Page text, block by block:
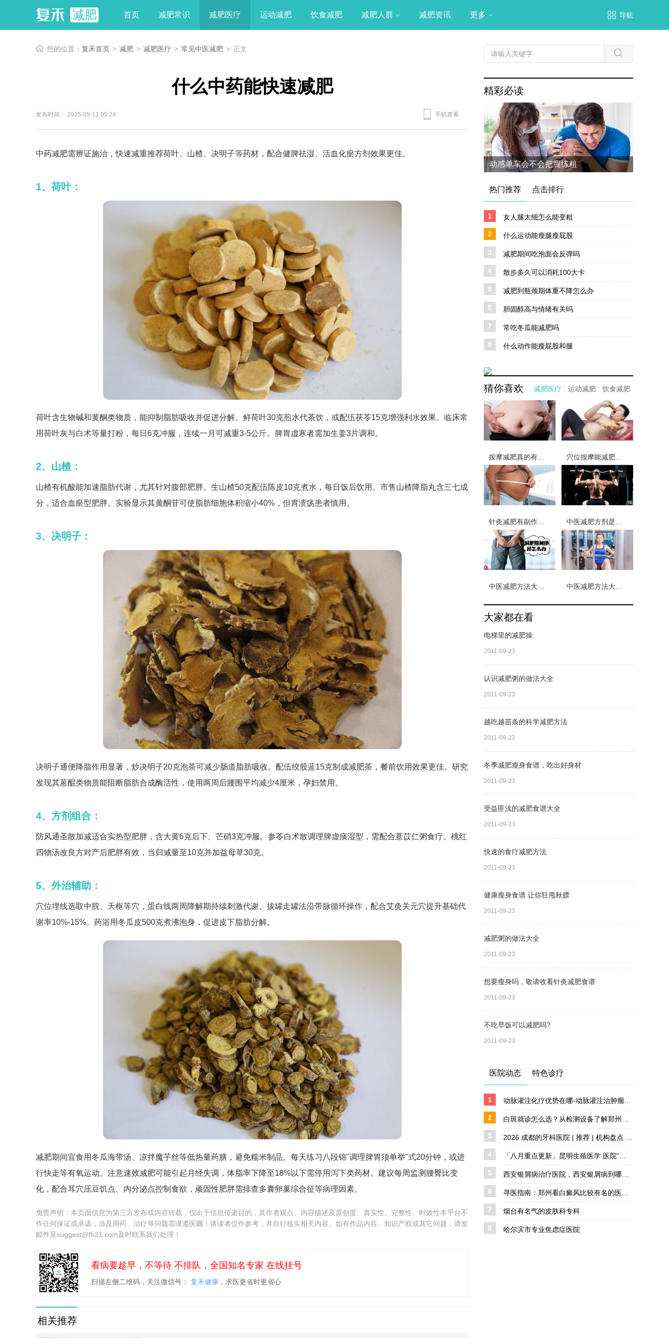
减肥 首页 减肥常识 减肥医疗 运动减肥 饮食减肥 减肥人群 减肥资讯 更多 导航
您的位置： 复禾首页 > 减肥 > 减肥医疗 > 常见中医减肥 > 正文
什么中药能快速减肥
发布时间： 2025-05-11 05:24 手机查看
中药减肥需辨证施治，快速减重推荐荷叶、山楂、决明子等药材，配合健脾祛湿、活血化瘀方剂效果更佳。
1、荷叶：
荷叶含生物碱和黄酮类物质，能抑制脂肪吸收并促进分解。鲜荷叶30克煎水代茶饮，或配伍茯苓15克增强利水效果。临床常
用荷叶灰与白术等量打粉，每日6克冲服，连续一月可减重3-5公斤。脾胃虚寒者需加生姜3片调和。
2、山楂：
山楂有机酸能加速脂肪代谢，尤其针对腹部肥胖。生山楂50克配伍陈皮10克煮水，每日饭后饮用。市售山楂降脂丸含三七成
分，适合血瘀型肥胖。实验显示其黄酮苷可使脂肪细胞体积缩小40%，但胃溃疡患者慎用。
3、决明子：
决明子通便降脂作用显著，炒决明子20克泡茶可减少肠道脂肪吸收。配伍绞股蓝15克制成减肥茶，餐前饮用效果更佳。研究
发现其蒽醌类物质能阻断脂肪合成酶活性，使用两周后腰围平均减少4厘米，孕妇禁用。
4、方剂组合：
防风通圣散加减适合实热型肥胖，含大黄6克后下、芒硝3克冲服。参苓白术散调理脾虚痰湿型，需配合薏苡仁粥食疗。桃红
四物汤改良方对产后肥胖有效，当归减量至10克并加益母草30克。
5、外治辅助：
穴位埋线选取中脘、天枢等穴，蛋白线两周降解期持续刺激代谢。拔罐走罐法沿带脉循环操作，配合艾灸关元穴提升基础代
谢率10%-15%。药浴用冬瓜皮500克煮沸泡身，促进皮下脂肪分解。
减肥期间宜食用冬瓜海带汤、凉拌魔芋丝等低热量药膳，避免糯米制品。每天练习八段锦"调理脾胃须单举"式20分钟，或进
行快走等有氧运动。注意速效减肥可能引起月经失调，体脂率下降至18%以下需停用泻下类药材。建议每周监测腰臀比变
化，配合耳穴压豆饥点、内分泌点控制食欲，顽固性肥胖需排查多囊卵巢综合征等病理因素。
免责声明：本页面信息为第三方发布或内容转载，仅出于信息传递目的，其作者观点、内容描述及原创度、真实性、完整性、时效性本平台不
作任何保证或承诺，涉及用药、治疗等问题需谨遵医嘱！请读者仅作参考，并自行核实相关内容。如有作品内容、知识产权或其它问题，请发
邮件至suggest@fh21.com及时联系我们处理！
看病要趁早，不等待 不排队，全国知名专家 在线挂号
扫描左侧二维码，关注微信号： 复禾健康 ，求医更省时更省心
相关推荐
精彩必读
动感单车会不会把腿练粗
热门推荐 点击排行
1 女人腿太细怎么能变粗
2 什么运动能瘦腿瘦屁股
3 减肥期间吃泡面会反弹吗
4 散步多久可以消耗100大卡
5 减肥到瓶颈期体重不降怎么办
6 胆固醇高与情绪有关吗
7 常吃冬瓜能减肥吗
8 什么动作能瘦屁股和腿
猜你喜欢 减肥医疗 运动减肥 饮食减肥
大家都在看
电梯里的减肥操
2011-09-23
认识减肥粥的做法大全
2011-09-23
越吃越苗条的科学减肥方法
2011-09-23
冬季减肥瘦身食谱，吃出好身材
2011-09-23
受益匪浅的减肥食谱大全
2011-09-23
快速的食疗减肥方法
2011-09-23
健康瘦身食谱 让你狂甩秋膘
2011-09-23
减肥粥的做法大全
2011-09-23
想要瘦身吗，敬请收看针灸减肥食谱
2011-09-23
不吃早饭可以减肥吗?
2011-09-23
医院动态 特色诊疗
1
2
3
4
5
6
7 烟台有名气的皮肤科专科
8 哈尔滨市专业焦虑症医院